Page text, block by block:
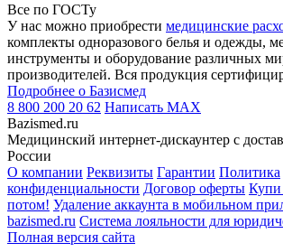
Все по ГОСТу
У нас можно приобрести медицинские
комплекты одноразового белья и одежды,
инструменты и оборудование различных
производителей. Вся продукция
Подробнее о Базисмед
8 800 200 20 62 Написать MAX
Bazismed.ru
Медицинский интернет-дискаунтер с
России
О компании Реквизиты Гарантии Политика
конфиденциальности Договор оферты Купи
потом! Удаление аккаунта в мобильном
bazismed.ru Система лояльности для
Полная версия сайта